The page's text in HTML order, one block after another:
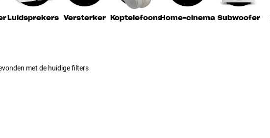
Luidsprekers Versterker KoptelefoonsHome-cinema Subwoofer
met de huidige filters